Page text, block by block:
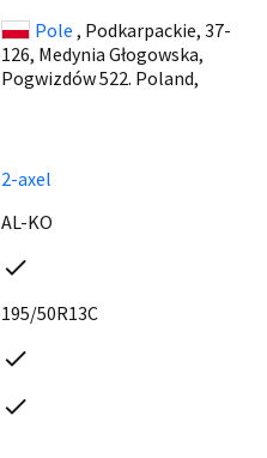
Pole , Podkarpackie, 37-
126, Medynia Głogowska,
Pogwizdów 522. Poland,
2-axel
AL-KO
195/50R13C